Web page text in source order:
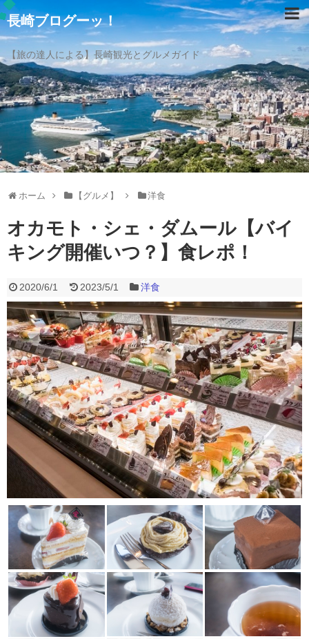
長崎ブログーッ！
【旅の達人による】長崎観光とグルメガイド
ホーム 【グルメ】 洋食
オカモト・シェ・ダムール【バイ
キング開催いつ？】食レポ！
2020/6/1 2023/5/1 洋食